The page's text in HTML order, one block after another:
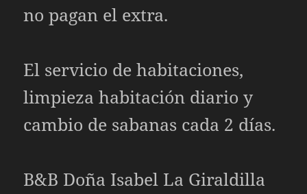
no pagan el extra.
El servicio de habitaciones,
limpieza habitación diario y
cambio de sabanas cada 2 días.
B&B Doña Isabel La Giraldilla